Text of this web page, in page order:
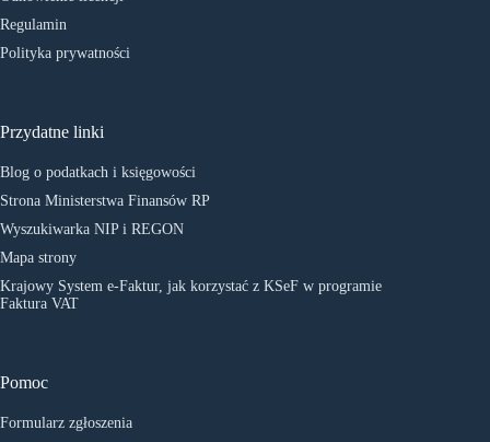
Regulamin
Polityka prywatności
Przydatne linki
Blog o podatkach i księgowości
Strona Ministerstwa Finansów RP
Wyszukiwarka NIP i REGON
Mapa strony
Krajowy System e-Faktur, jak korzystać z KSeF w programie
Faktura VAT
Pomoc
Formularz zgłoszenia